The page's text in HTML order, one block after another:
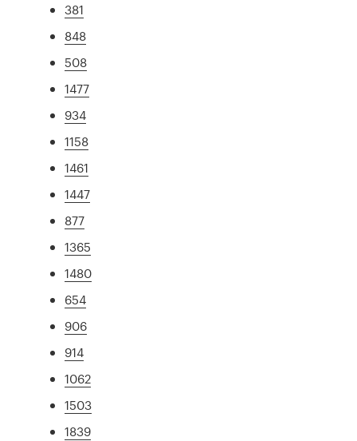
381
848
508
1477
934
1158
1461
1447
877
1365
1480
654
906
914
1062
1503
1839